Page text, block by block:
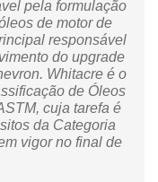
pela formulação
de motor de
responsável
do upgrade
Whitacre é o
de Óleos
cuja tarefa é
da Categoria
vigor no final de